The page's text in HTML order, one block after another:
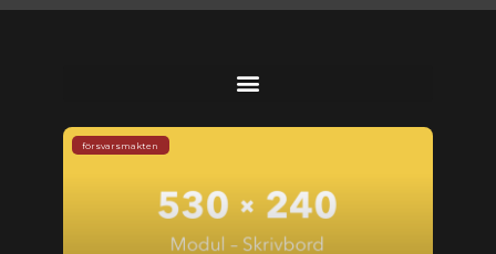
försvarsmakten